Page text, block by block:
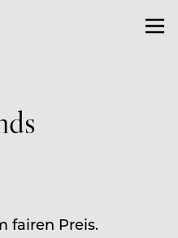
fairen Preis.